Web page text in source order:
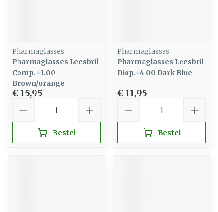
Pharmaglasses
Pharmaglasses Leesbril
Comp. +1.00
Brown/orange
€ 15,95
Bestel
Pharmaglasses
Pharmaglasses Leesbril
Diop.+4.00 Dark Blue
€ 11,95
Bestel